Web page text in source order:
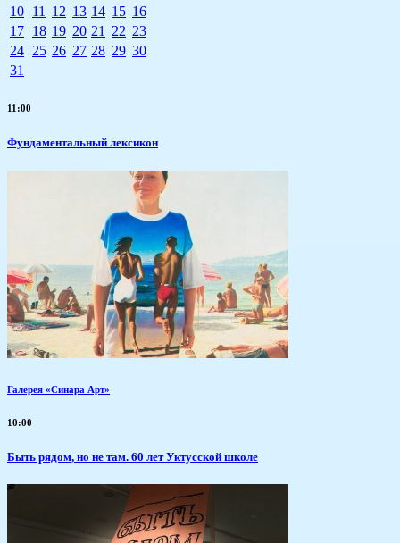
10 11 12 13 14 15 16
17 18 19 20 21 22 23
24 25 26 27 28 29 30
31
11:00
Фундаментальный лексикон
Галерея «Синара Арт»
10:00
Быть рядом, но не там. 60 лет Уктусской школе